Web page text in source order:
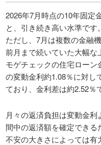
2026年7月時点の10年固定
と、引き続き高い水準です。
ただし、7月は複数の金融
前月まで続いていた大幅な
モゲチェックの住宅ロー
の変動金利約1.08％に対し
ており、金利差は約2.52％
月々の返済負担は変動金
間中の返済額を確定でき
不安の大きさによっては有